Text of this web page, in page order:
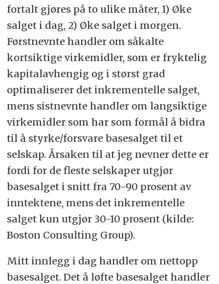
fortalt gjøres på to ulike måter, 1) Øke
salget i dag, 2) Øke salget i morgen.
Førstnevnte handler om såkalte
kortsiktige virkemidler, som er fryktelig
kapitalavhengig og i størst grad
optimaliserer det inkrementelle salget,
mens sistnevnte handler om langsiktige
virkemidler som har som formål å bidra
til å styrke/forsvare basesalget til et
selskap. Årsaken til at jeg nevner dette er
fordi for de fleste selskaper utgjør
basesalget i snitt fra 70-90 prosent av
inntektene, mens det inkrementelle
salget kun utgjør 30-10 prosent (kilde:
Boston Consulting Group).
Mitt innlegg i dag handler om nettopp
basesalget. Det å løfte basesalget handler